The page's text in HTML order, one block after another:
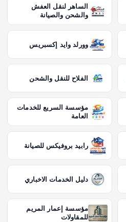
الساهر لنقل العفش
والشحن والصيانة
وورلد وايد إكسبريس
الفلاح للنقل والشحن
مؤسسة السريع للخدمات
العامة
رابيد بروفيكس للصيانة
دليل الخدمات الاخباري
مؤسسة إعمار المريم
للمقاولات